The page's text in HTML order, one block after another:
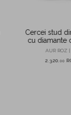
Cercei stud
cu diamante
laborator
AUR ROZ
2.320 ,00